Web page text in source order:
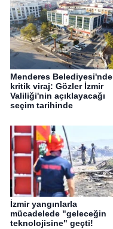
Menderes Belediyesi'nde
kritik viraj: Gözler İzmir
Valiliği'nin açıklayacağı
seçim tarihinde
İzmir yangınlarla
mücadelede "geleceğin
teknolojisine" geçti!